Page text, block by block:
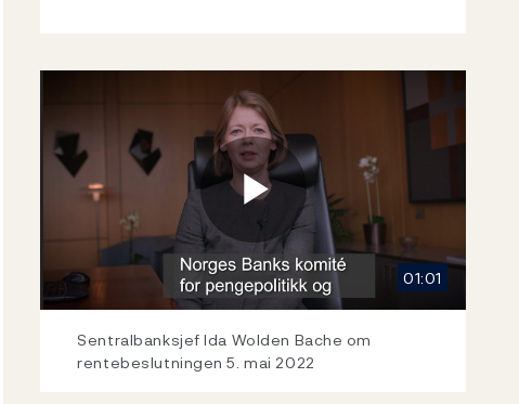
Play
Video
01:01
Sentralbanksjef Ida Wolden Bache om
rentebeslutningen 5. mai 2022